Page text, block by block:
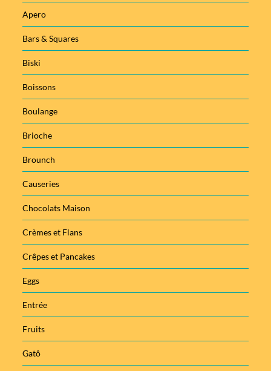
Apero
Bars & Squares
Biski
Boissons
Boulange
Brioche
Brounch
Causeries
Chocolats Maison
Crèmes et Flans
Crêpes et Pancakes
Eggs
Entrée
Fruits
Gatô